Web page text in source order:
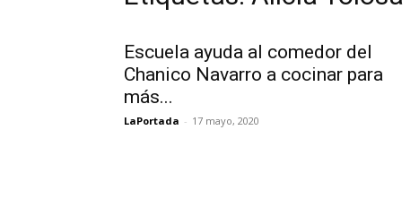
Escuela ayuda al comedor del
Chanico Navarro a cocinar para
más...
LaPortada - 17 mayo, 2020